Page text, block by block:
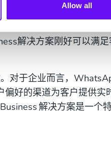
Allow all
解决方案刚好可以满
对于企业而言，
好的渠道为客户提供实
解决方案是一个